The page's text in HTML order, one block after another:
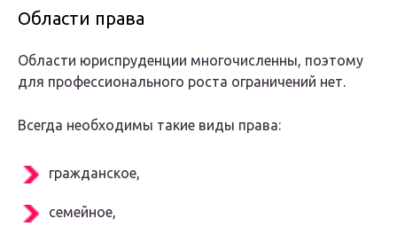
Области права
Области юриспруденции многочисленны, поэтому
для профессионального роста ограничений нет.
Всегда необходимы такие виды права:
гражданское,
семейное,